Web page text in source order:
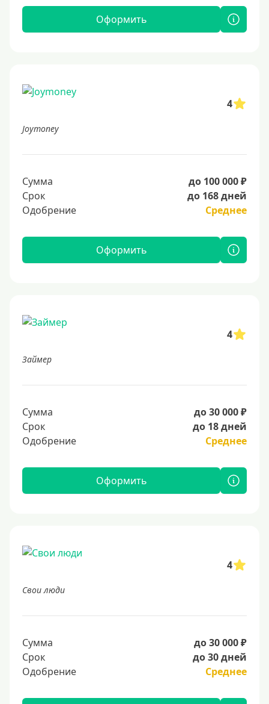
Оформить
4
Joymoney
Сумма
до 100 000 ₽
Срок
до 168 дней
Одобрение
Среднее
Оформить
4
Займер
Сумма
до 30 000 ₽
Срок
до 18 дней
Одобрение
Среднее
Оформить
4
Свои люди
Сумма
до 30 000 ₽
Срок
до 30 дней
Одобрение
Среднее